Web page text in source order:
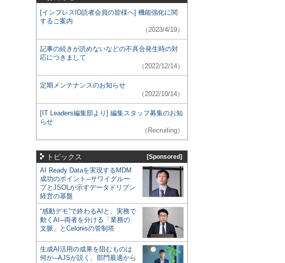
[インプレスID読者会員の皆様へ] 機能強化に関
するご案内
（2023/4/19）
記事の続きが読めないなどの不具合発生時の対
応につきまして
（2022/12/14）
定期メンテナンスのお知らせ
（2022/10/14）
[IT Leaders編集部より] 編集スタッフ募集のお知
らせ
（Recruiting）
トピックス [Sponsored]
AI Ready Dataを実現するMDM
成功のポイント─サワイグルー
プとJSOLが示すデータドリブン
経営の基盤
“感動デモ”で終わるAIと、実務で
動くAI─両者を分ける「業務の
文脈」とCelonisの管制塔
生成AI活用の成果を阻むものは
何か─AJSが説く、部門最適から